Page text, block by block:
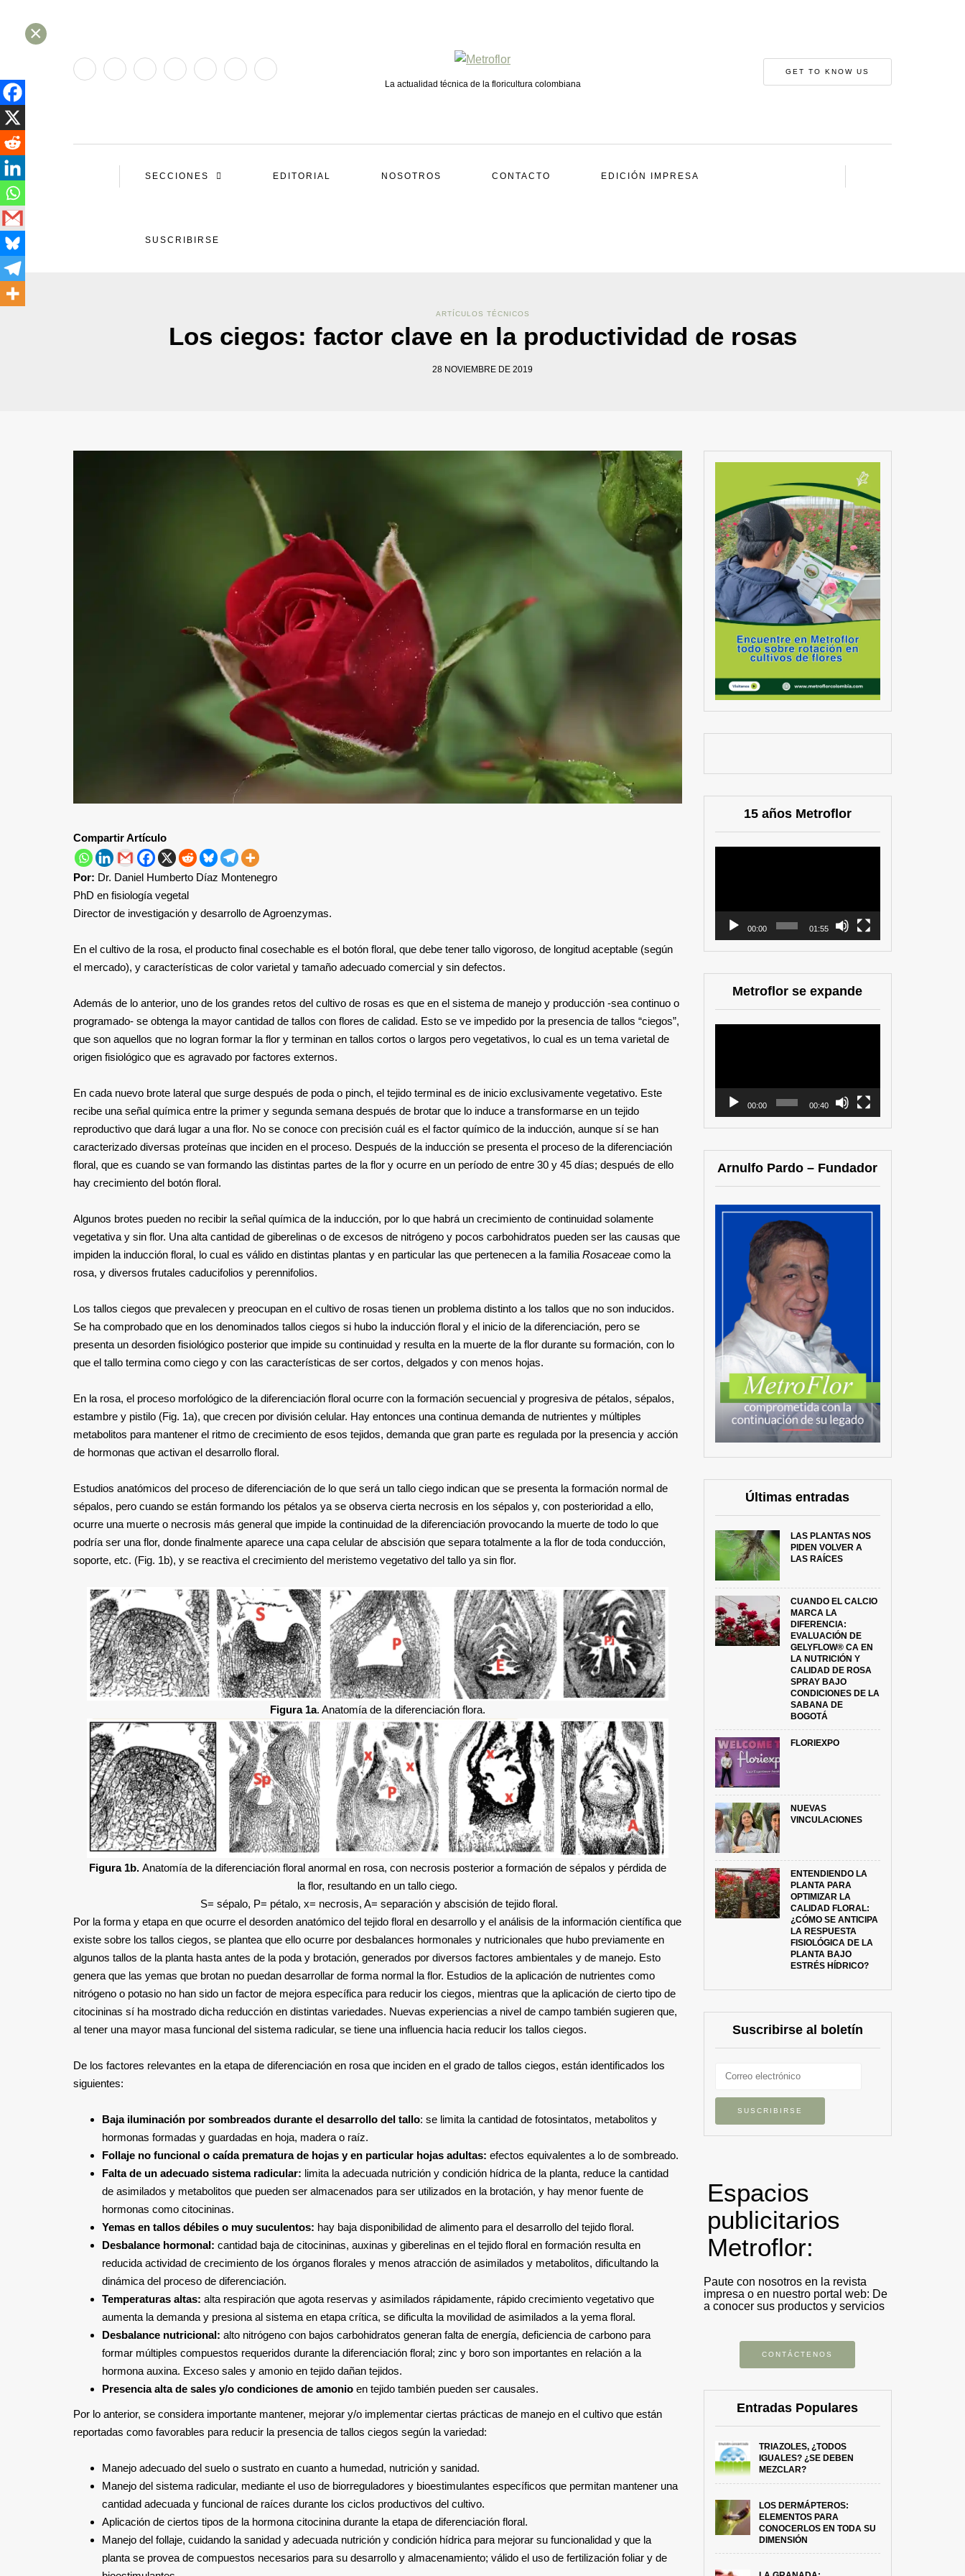
La actualidad técnica de la floricultura colombiana
GET TO KNOW US
SECCIONES EDITORIAL NOSOTROS CONTACTO EDICIÓN IMPRESA
SUSCRIBIRSE
ARTÍCULOS TÉCNICOS
Los ciegos: factor clave en la productividad de rosas
28 NOVIEMBRE DE 2019
Compartir Artículo
Por: Dr. Daniel Humberto Díaz Montenegro
PhD en fisiología vegetal
Director de investigación y desarrollo de Agroenzymas.
En el cultivo de la rosa, el producto final cosechable es el botón floral, que debe tener tallo vigoroso, de longitud aceptable (según
el mercado), y características de color varietal y tamaño adecuado comercial y sin defectos.
Además de lo anterior, uno de los grandes retos del cultivo de rosas es que en el sistema de manejo y producción -sea continuo o
programado- se obtenga la mayor cantidad de tallos con flores de calidad. Esto se ve impedido por la presencia de tallos “ciegos”,
que son aquellos que no logran formar la flor y terminan en tallos cortos o largos pero vegetativos, lo cual es un tema varietal de
origen fisiológico que es agravado por factores externos.
En cada nuevo brote lateral que surge después de poda o pinch, el tejido terminal es de inicio exclusivamente vegetativo. Este
recibe una señal química entre la primer y segunda semana después de brotar que lo induce a transformarse en un tejido
reproductivo que dará lugar a una flor. No se conoce con precisión cuál es el factor químico de la inducción, aunque sí se han
caracterizado diversas proteínas que inciden en el proceso. Después de la inducción se presenta el proceso de la diferenciación
floral, que es cuando se van formando las distintas partes de la flor y ocurre en un período de entre 30 y 45 días; después de ello
hay crecimiento del botón floral.
Algunos brotes pueden no recibir la señal química de la inducción, por lo que habrá un crecimiento de continuidad solamente
vegetativa y sin flor. Una alta cantidad de giberelinas o de excesos de nitrógeno y pocos carbohidratos pueden ser las causas que
impiden la inducción floral, lo cual es válido en distintas plantas y en particular las que pertenecen a la familia Rosaceae como la
rosa, y diversos frutales caducifolios y perennifolios.
Los tallos ciegos que prevalecen y preocupan en el cultivo de rosas tienen un problema distinto a los tallos que no son inducidos.
Se ha comprobado que en los denominados tallos ciegos si hubo la inducción floral y el inicio de la diferenciación, pero se
presenta un desorden fisiológico posterior que impide su continuidad y resulta en la muerte de la flor durante su formación, con lo
que el tallo termina como ciego y con las características de ser cortos, delgados y con menos hojas.
En la rosa, el proceso morfológico de la diferenciación floral ocurre con la formación secuencial y progresiva de pétalos, sépalos,
estambre y pistilo (Fig. 1a), que crecen por división celular. Hay entonces una continua demanda de nutrientes y múltiples
metabolitos para mantener el ritmo de crecimiento de esos tejidos, demanda que gran parte es regulada por la presencia y acción
de hormonas que activan el desarrollo floral.
Estudios anatómicos del proceso de diferenciación de lo que será un tallo ciego indican que se presenta la formación normal de
sépalos, pero cuando se están formando los pétalos ya se observa cierta necrosis en los sépalos y, con posterioridad a ello,
ocurre una muerte o necrosis más general que impide la continuidad de la diferenciación provocando la muerte de todo lo que
podría ser una flor, donde finalmente aparece una capa celular de abscisión que separa totalmente a la flor de toda conducción,
soporte, etc. (Fig. 1b), y se reactiva el crecimiento del meristemo vegetativo del tallo ya sin flor.
Figura 1a. Anatomía de la diferenciación flora.
Figura 1b. Anatomía de la diferenciación floral anormal en rosa, con necrosis posterior a formación de sépalos y pérdida de
la flor, resultando en un tallo ciego.
S= sépalo, P= pétalo, x= necrosis, A= separación y abscisión de tejido floral.
Por la forma y etapa en que ocurre el desorden anatómico del tejido floral en desarrollo y el análisis de la información científica que
existe sobre los tallos ciegos, se plantea que ello ocurre por desbalances hormonales y nutricionales que hubo previamente en
algunos tallos de la planta hasta antes de la poda y brotación, generados por diversos factores ambientales y de manejo. Esto
genera que las yemas que brotan no puedan desarrollar de forma normal la flor. Estudios de la aplicación de nutrientes como
nitrógeno o potasio no han sido un factor de mejora específica para reducir los ciegos, mientras que la aplicación de cierto tipo de
citocininas sí ha mostrado dicha reducción en distintas variedades. Nuevas experiencias a nivel de campo también sugieren que,
al tener una mayor masa funcional del sistema radicular, se tiene una influencia hacia reducir los tallos ciegos.
De los factores relevantes en la etapa de diferenciación en rosa que inciden en el grado de tallos ciegos, están identificados los
siguientes:
Baja iluminación por sombreados durante el desarrollo del tallo: se limita la cantidad de fotosintatos, metabolitos y
hormonas formadas y guardadas en hoja, madera o raíz.
Follaje no funcional o caída prematura de hojas y en particular hojas adultas: efectos equivalentes a lo de sombreado.
Falta de un adecuado sistema radicular: limita la adecuada nutrición y condición hídrica de la planta, reduce la cantidad
de asimilados y metabolitos que pueden ser almacenados para ser utilizados en la brotación, y hay menor fuente de
hormonas como citocininas.
Yemas en tallos débiles o muy suculentos: hay baja disponibilidad de alimento para el desarrollo del tejido floral.
Desbalance hormonal: cantidad baja de citocininas, auxinas y giberelinas en el tejido floral en formación resulta en
reducida actividad de crecimiento de los órganos florales y menos atracción de asimilados y metabolitos, dificultando la
dinámica del proceso de diferenciación.
Temperaturas altas: alta respiración que agota reservas y asimilados rápidamente, rápido crecimiento vegetativo que
aumenta la demanda y presiona al sistema en etapa crítica, se dificulta la movilidad de asimilados a la yema floral.
Desbalance nutricional: alto nitrógeno con bajos carbohidratos generan falta de energía, deficiencia de carbono para
formar múltiples compuestos requeridos durante la diferenciación floral; zinc y boro son importantes en relación a la
hormona auxina. Exceso sales y amonio en tejido dañan tejidos.
Presencia alta de sales y/o condiciones de amonio en tejido también pueden ser causales.
Por lo anterior, se considera importante mantener, mejorar y/o implementar ciertas prácticas de manejo en el cultivo que están
reportadas como favorables para reducir la presencia de tallos ciegos según la variedad:
Manejo adecuado del suelo o sustrato en cuanto a humedad, nutrición y sanidad.
Manejo del sistema radicular, mediante el uso de biorreguladores y bioestimulantes específicos que permitan mantener una
cantidad adecuada y funcional de raíces durante los ciclos productivos del cultivo.
Aplicación de ciertos tipos de la hormona citocinina durante la etapa de diferenciación floral.
Manejo del follaje, cuidando la sanidad y adecuada nutrición y condición hídrica para mejorar su funcionalidad y que la
planta se provea de compuestos necesarios para su desarrollo y almacenamiento; válido el uso de fertilización foliar y de
15 años Metroflor
00:00 01:55
Metroflor se expande
00:00 00:40
Arnulfo Pardo – Fundador
Últimas entradas
LAS PLANTAS NOS
PIDEN VOLVER A
LAS RAÍCES
CUANDO EL CALCIO
MARCA LA
DIFERENCIA:
EVALUACIÓN DE
GELYFLOW® CA EN
LA NUTRICIÓN Y
CALIDAD DE ROSA
SPRAY BAJO
CONDICIONES DE LA
SABANA DE
BOGOTÁ
FLORIEXPO
NUEVAS
VINCULACIONES
ENTENDIENDO LA
PLANTA PARA
OPTIMIZAR LA
CALIDAD FLORAL:
¿CÓMO SE ANTICIPA
LA RESPUESTA
FISIOLÓGICA DE LA
PLANTA BAJO
ESTRÉS HÍDRICO?
Suscribirse al boletín
Espacios
publicitarios
Metroflor:
Paute con nosotros en la revista
impresa o en nuestro portal web: De
a conocer sus productos y servicios
CONTÁCTENOS
Entradas Populares
TRIAZOLES, ¿TODOS
IGUALES? ¿SE DEBEN
MEZCLAR?
LOS DERMÁPTEROS:
ELEMENTOS PARA
CONOCERLOS EN TODA SU
DIMENSIÓN
×